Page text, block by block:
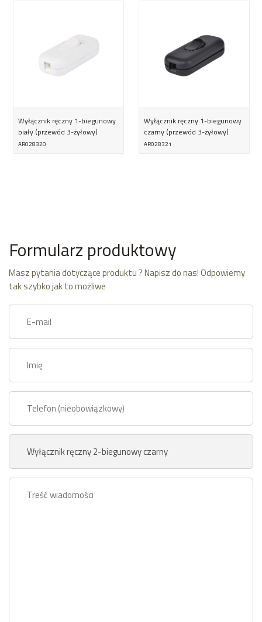
Wyłącznik ręczny 1-biegunowy
biały (przewód 3-żyłowy)
AR028320
Wyłącznik ręczny 1-biegunowy
czarny (przewód 3-żyłowy)
AR028321
Formularz produktowy
Masz pytania dotyczące produktu ? Napisz do nas! Odpowiemy
tak szybko jak to możliwe